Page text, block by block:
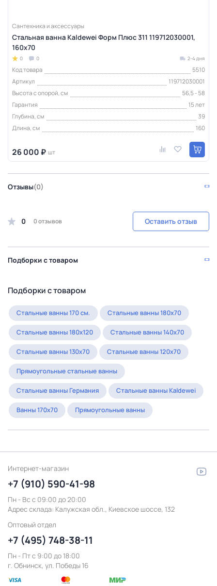
Сантехника и аксессуары
Стальная ванна Kaldewei Форм Плюс 311 119712030001,
160х70
0 0 2-4 дня
Код товара
5510
Артикул
119712030001
Высота с опорой, см
56,5 - 58
Гарантия
15 лет
Глубина, см
39
Длина, см
160
26 000 ₽ шт
Отзывы(0)
0 0 отзывов Оставить отзыв
Подборки с товаром
Подборки с товаром
Стальные ванны 170 см. Стальные ванны 180х70
Стальные ванны 180х120 Стальные ванны 140х70
Стальные ванны 130х70 Стальные ванны 120х70
Прямоугольные стальные ванны
Стальные ванны Германия Стальные ванны Kaldewei
Ванны 170х70 Прямоугольные ванны
Интернет-магазин
+7 (910) 590-41-98
Пн - Вс с 09:00 до 20:00
Адрес склада: Калужская обл., Киевское шоссе, 132
Оптовый отдел
+7 (495) 748-38-11
Пн - Пт c 9:00 до 18:00
г. Обнинск, ул. Победы 16